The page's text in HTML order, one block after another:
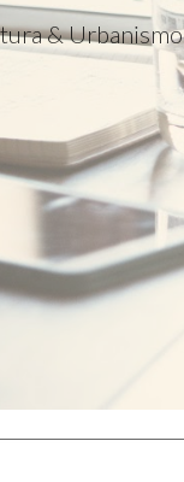
& Urbanismo